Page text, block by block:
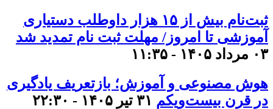
ثبت‌نام بیش از ۱۵ هزار داوطلب دستیاری
آموزشی تا امروز/ مهلت ثبت نام تمدید شد
۰۳ مرداد ۱۴۰۵ - ۱۱:۳۵
هوش مصنوعی و آموزش؛ بازتعریف یادگیری
در قرن بیست‌ویکم ۳۱ تیر ۱۴۰۵ - ۲۲:۳۰